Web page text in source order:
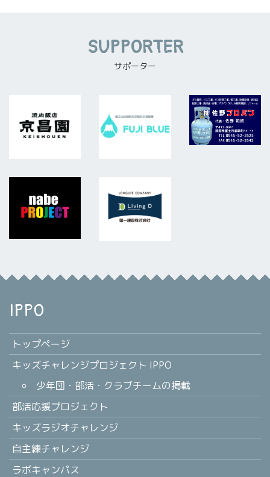
SUPPORTER
サポーター
IPPO
トップページ
キッズチャレンジプロジェクト IPPO
少年団・部活・クラブチームの掲載
部活応援プロジェクト
キッズラジオチャレンジ
自主練チャレンジ
ラボキャンパス